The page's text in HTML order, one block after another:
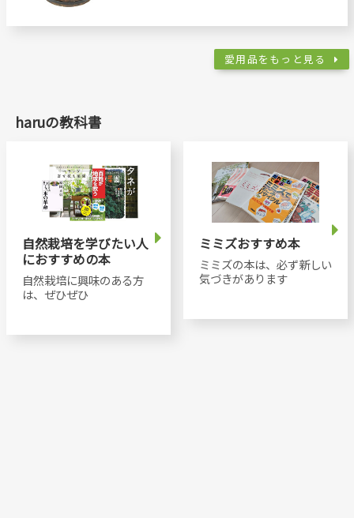
愛用品をもっと見る
haruの教科書
自然栽培を学びたい人
におすすめの本
自然栽培に興味のある方
は、ぜひぜひ
ミミズおすすめ本
ミミズの本は、必ず新しい
気づきがあります